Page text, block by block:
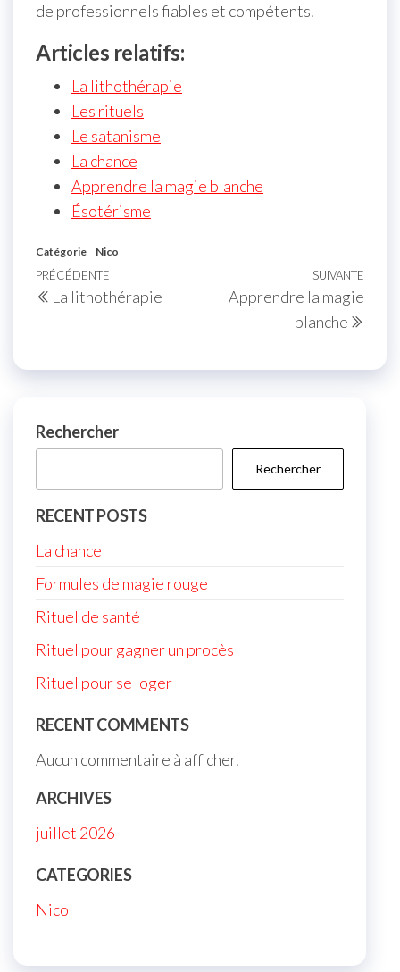
de professionnels fiables et compétents.
Articles relatifs:
La lithothérapie
Les rituels
Le satanisme
La chance
Apprendre la magie blanche
Ésotérisme
Catégorie Nico
Navigation
de
Article
précédent
PRÉCÉDENTE
La lithothérapie
SUIVANTE
Apprendre la magie
blanche
Rechercher
Rechercher
RECENT POSTS
La chance
Formules de magie rouge
Rituel de santé
Rituel pour gagner un procès
Rituel pour se loger
RECENT COMMENTS
Aucun commentaire à afficher.
ARCHIVES
juillet 2026
CATEGORIES
Nico